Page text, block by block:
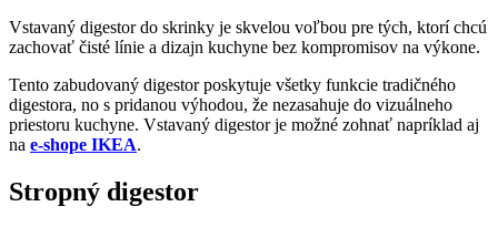
Vstavaný digestor do skrinky je skvelou voľbou pre tých, ktorí chcú
zachovať čisté línie a dizajn kuchyne bez kompromisov na výkone.
Tento zabudovaný digestor poskytuje všetky funkcie tradičného
digestora, no s pridanou výhodou, že nezasahuje do vizuálneho
priestoru kuchyne. Vstavaný digestor je možné zohnať napríklad aj
na e-shope IKEA.
Stropný digestor